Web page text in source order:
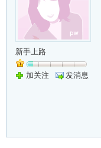
新手上路
加关注 发消息